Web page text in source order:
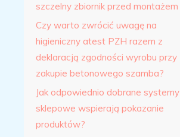
szczelny zbiornik przed montażem
Czy warto zwrócić uwagę na
higieniczny atest PZH razem z
deklaracją zgodności wyrobu przy
zakupie betonowego szamba?
Jak odpowiednio dobrane systemy
sklepowe wspierają pokazanie
produktów?